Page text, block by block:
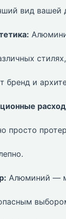
вид вашей
бренд и
просто
Алюминий —